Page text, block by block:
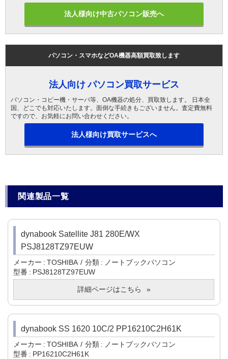
法人様向け中古パソコン販売へ
パソコン・スマホなどOA機器高額買取致します
法人向け パソコン買取サービス
パソコン・コピー機・サーバ等、OA機器の処分、買取致します。 日本全
国、どこでも対応いたします。面倒な手続きもございません。査定費無料
ですので、お気軽にお問い合わせください。
法人様向け買取サービスへ
関連製品一覧
dynabook Satellite J81 280E/WX
PSJ8128TZ97EUW
メーカー TOSHIBA 分類
ノートブックパソコン
型番
PSJ8128TZ97EUW
詳細ページはこちら
dynabook SS 1620 10C/2 PP16210C2H61K
メーカー TOSHIBA 分類
ノートブックパソコン
型番
PP16210C2H61K